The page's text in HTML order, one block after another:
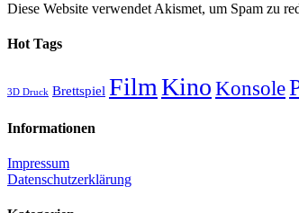
Diese Website verwendet Akismet, um Spam zu
Hot Tags
3D Druck Brettspiel FilmKinoKonsole
Informationen
Impressum
Datenschutzerklärung